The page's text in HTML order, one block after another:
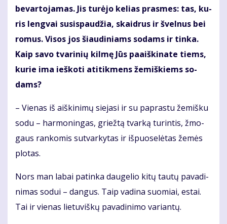
be­var­to­ja­mas. Jis tu­rė­jo ke­lias pras­mes: tas, ku­
ris leng­vai su­si­spau­džia, skaid­rus ir švel­nus bei
ro­mus. Vi­sos jos šiau­di­niams so­dams ir tin­ka.
Kaip sa­vo tva­ri­nių kil­mę Jūs pa­aiš­ki­na­te tiems,
ku­rie ima ieš­ko­ti ati­tik­mens že­miš­kiems so­
dams?
– Vie­nas iš aiš­ki­ni­mų sie­ja­si ir su pa­pras­tu že­miš­ku
so­du – har­mo­nin­gas, griež­tą tvar­ką tu­rin­tis, žmo­
gaus ran­ko­mis su­tvar­ky­tas ir iš­puo­se­lė­tas že­mės
plo­tas.
Nors man la­bai pa­tin­ka dau­ge­lio ki­tų tau­tų pa­va­di­
ni­mas so­dui – dan­gus. Taip va­di­na suo­miai, es­tai.
Tai ir vie­nas lie­tu­viš­kų pa­va­di­ni­mo va­rian­tų.